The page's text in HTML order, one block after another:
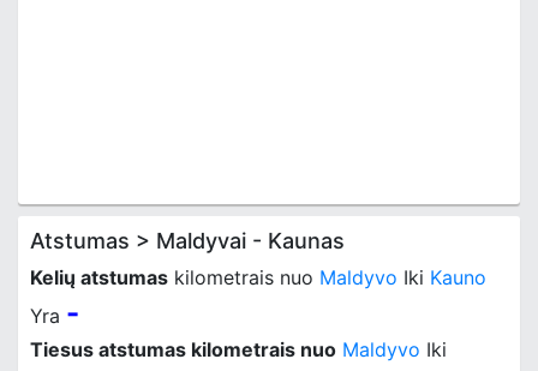
Atstumas > Maldyvai - Kaunas
Kelių atstumas kilometrais nuo Maldyvo Iki Kauno
Yra -
Tiesus atstumas kilometrais nuo Maldyvo Iki